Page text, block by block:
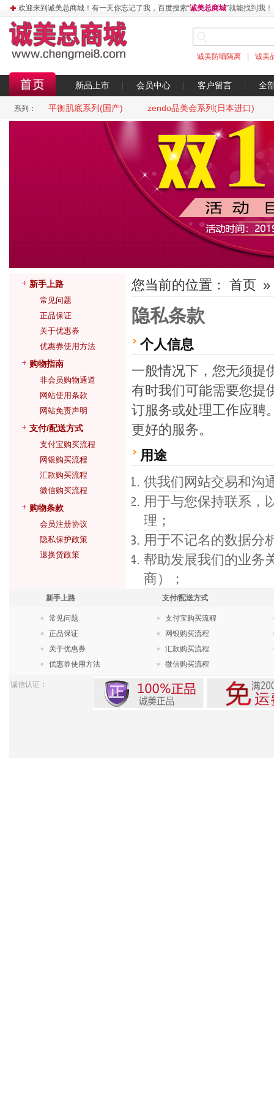
欢迎来到诚美总商城！有一天你忘记了我，百度搜索“诚美总商城”就能找到我！
诚美防晒隔离 诚美
新品上市 会员中心 客户留言 全
系列： 平衡肌底系列(国产) zendo品美会系列(日本进口)
您当前的位置： 首页 »
隐私条款
个人信息
一般情况下，您无须提
有时我们可能需要您提
订服务或处理工作应聘
更好的服务。
用途
供我们网站交易和沟
用于与您保持联系，
理；
用于不记名的数据分
帮助发展我们的业务
商）；
新手上路
常见问题
正品保证
关于优惠券
优惠券使用方法
购物指南
非会员购物通道
网站使用条款
网站免责声明
支付/配送方式
支付宝购买流程
网银购买流程
汇款购买流程
微信购买流程
购物条款
会员注册协议
隐私保护政策
退换货政策
新手上路
常见问题
正品保证
关于优惠券
优惠券使用方法
支付/配送方式
支付宝购买流程
网银购买流程
汇款购买流程
微信购买流程
诚信认证：